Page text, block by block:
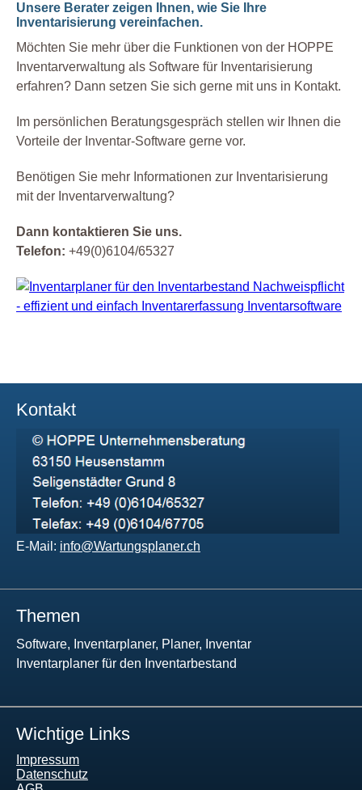
Unsere Berater zeigen Ihnen, wie Sie Ihre
Inventarisierung vereinfachen.
Möchten Sie mehr über die Funktionen von der HOPPE
Inventarverwaltung als Software für Inventarisierung
erfahren? Dann setzen Sie sich gerne mit uns in Kontakt.
Im persönlichen Beratungsgespräch stellen wir Ihnen die
Vorteile der Inventar-Software gerne vor.
Benötigen Sie mehr Informationen zur Inventarisierung
mit der Inventarverwaltung?
Dann kontaktieren Sie uns.
Telefon: +49(0)6104/65327
Kontakt
E-Mail: info@Wartungsplaner.ch
Themen
Software, Inventarplaner, Planer, Inventar
Inventarplaner für den Inventarbestand
Wichtige Links
Impressum
Datenschutz